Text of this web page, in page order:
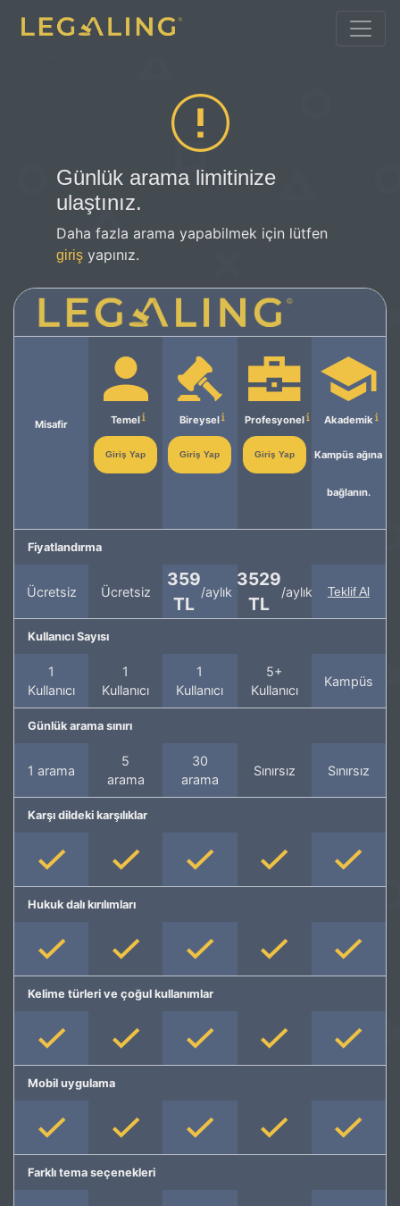
Günlük arama limitinize
ulaştınız.
Daha fazla arama yapabilmek için lütfen
giriş yapınız.
Misafir Temel
Giriş Yap
Bireysel
Giriş Yap
Profesyonel
Giriş Yap
Akademik
Kampüs ağına
bağlanın.
Fiyatlandırma
Ücretsiz Ücretsiz
359
TL
/aylık
3529
TL
/aylık Teklif Al
Kullanıcı Sayısı
1
Kullanıcı
1
Kullanıcı
1
Kullanıcı
5+
Kullanıcı
Kampüs
Günlük arama sınırı
1 arama
5
arama
30
arama
Sınırsız Sınırsız
Karşı dildeki karşılıklar
Hukuk dalı kırılımları
Kelime türleri ve çoğul kullanımlar
Mobil uygulama
Farklı tema seçenekleri